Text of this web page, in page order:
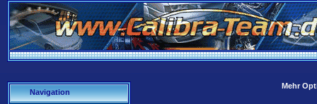
Navigation
Mehr